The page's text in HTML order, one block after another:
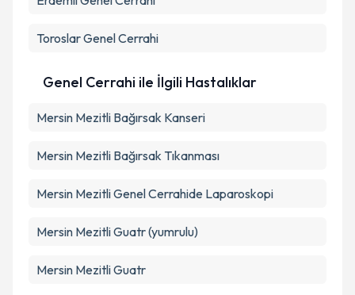
ToroslarGenel Cerrahi
Genel Cerrahi ile İlgili Hastalıklar
Mersin Mezitli Bağırsak Kanseri
Mersin Mezitli Bağırsak Tıkanması
Mersin Mezitli Genel Cerrahide Laparoskopi
Mersin Mezitli Guatr (yumrulu)
Mersin Mezitli Guatr